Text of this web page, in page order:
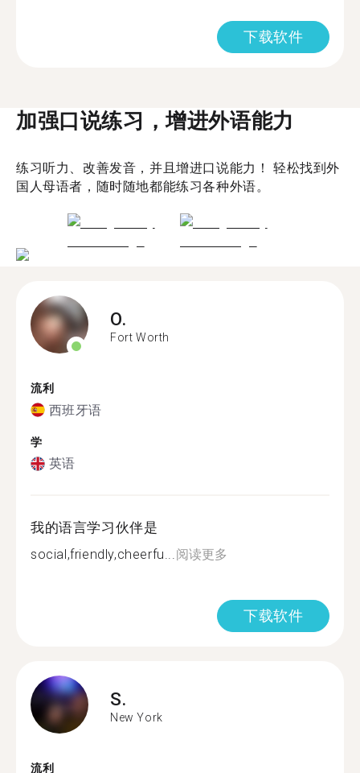
下载软件
加强口说练习，增进外语能力
练习听力、改善发音，并且增进口说能力！ 轻松找到外
国人母语者，随时随地都能练习各种外语。
O.
Fort Worth
流利
西班牙语
学
英语
我的语言学习伙伴是
social,friendly,cheerfu...阅读更多
下载软件
S.
New York
流利